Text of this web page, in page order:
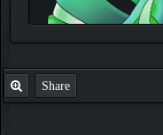
Share